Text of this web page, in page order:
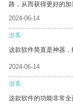
路，从而获得更好的加
2024-06-14
游客
这款软件简直是神器，
2024-06-14
游客
这款软件的功能非常全